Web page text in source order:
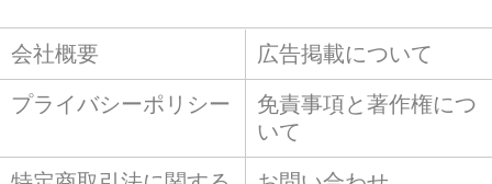
会社概要 広告掲載について
プライバシーポリシー
免責事項と著作権につ
いて